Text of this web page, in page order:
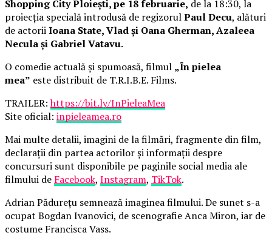
Shopping City Ploiești, pe 18 februarie, de la 18:30, la
proiecția specială introdusă de regizorulPaul Decu, alături
de actoriiIoana State, Vlad și Oana Gherman, Azaleea
Necula și Gabriel Vatavu.
O comedie actuală și spumoasă, filmul „În pielea
mea” este distribuit de T.R.I.B.E. Films.
TRAILER:https://bit.ly/InPieleaMea
Site oficial: inpieleamea.ro
Mai multe detalii, imagini de la filmări, fragmente din film,
declarații din partea actorilor și informații despre
concursuri sunt disponibile pe paginile social media ale
filmului de Facebook, Instagram, TikTok.
Adrian Pădurețu semnează imaginea filmului. De sunet s-a
ocupat Bogdan Ivanovici, de scenografie Anca Miron, iar de
costume Francisca Vass.